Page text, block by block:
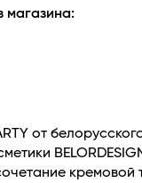
магазина:
от
кремовой